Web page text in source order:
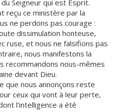
Seigneur qui est Esprit.
reçu ce ministère par la
ne perdons pas courage :
dissimulation honteuse,
ruse, et nous ne falsifions pas
nous manifestons la
recommandons nous-mêmes
devant Dieu.
que nous annonçons reste
ceux qui vont à leur perte,
l’intelligence a été